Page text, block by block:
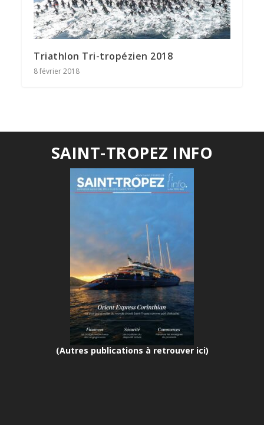
Triathlon Tri-tropézien 2018
8 février 2018
SAINT-TROPEZ INFO
(Autres publications à retrouver ici)